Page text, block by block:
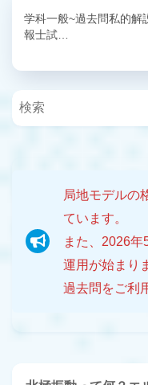
学科一般~過去問私的解
報士試…
局地モデルの
ています。
また、2026
運用が始まり
過去問をご利